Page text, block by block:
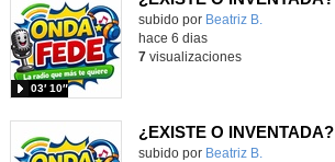
Contenido educativo.
subido por Beatriz B.
03′ 10″
hace 6 dias
7 visualizaciones
¿EXISTE O INVENTADA?
Contenido educativo.
subido por Beatriz B.